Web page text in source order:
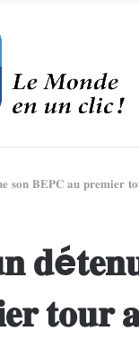
𝐁𝐄𝐏𝐂 𝐚𝐮 𝐩𝐫𝐞𝐦𝐢𝐞𝐫
𝐭𝐨𝐮𝐫